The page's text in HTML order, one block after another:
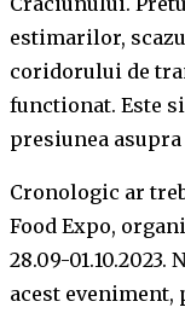
estimarilor,
coridorului de
functionat. Este
presiunea
Cronologic ar
Food Expo,
28.09-
acest eveniment,